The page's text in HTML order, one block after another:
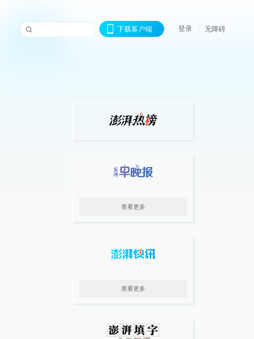
下载客户端 登录 无障碍
查看更多
查看更多